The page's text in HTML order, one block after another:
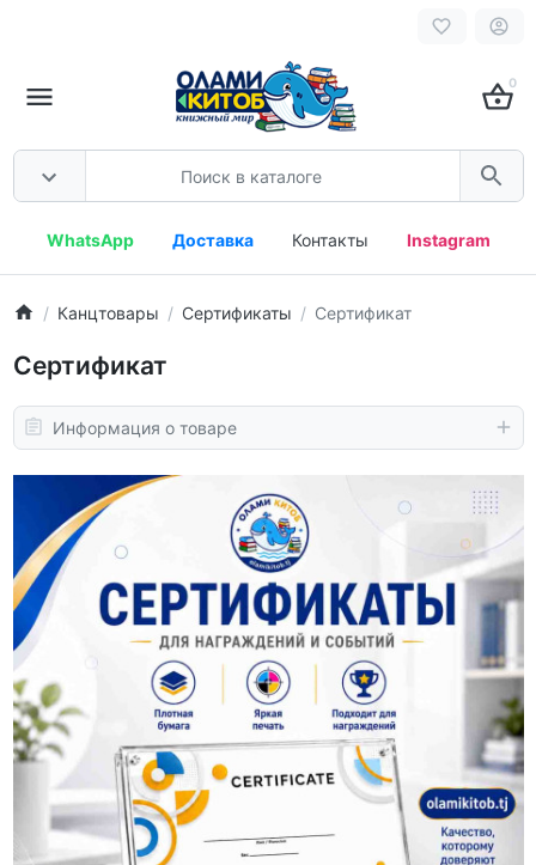
0
WhatsApp Доставка Контакты Instagram
Канцтовары Сертификаты Сертификат
Сертификат
Информация о товаре